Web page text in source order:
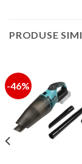
PRODUSE
-46%